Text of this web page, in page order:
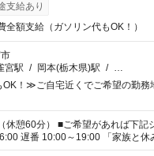
支給あり
全額支給（ガソリン代もOK！）
宮駅 / 岡本(栃木県)駅 / …
！≫ご自宅近くでご希望の勤務
があれば下記シフトもOK！
～19:00 「家族と休みを合わせた
持って夕飯の準備がしたい」 「で